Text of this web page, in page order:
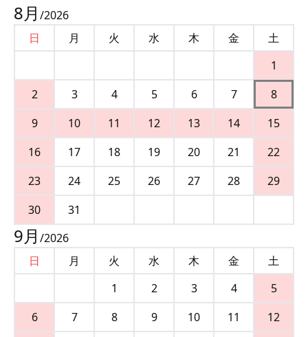
8月 /2026
日
月 火 水 木 金
土
1
2
3 4 5 6 7
8
9
10 11 12 13 14
15
16
17 18 19 20 21
22
23
24 25 26 27 28
29
30
31
9月 /2026
日
月 火 水 木 金
土
1
2 3 4
5
6
7 8 9 10 11
12